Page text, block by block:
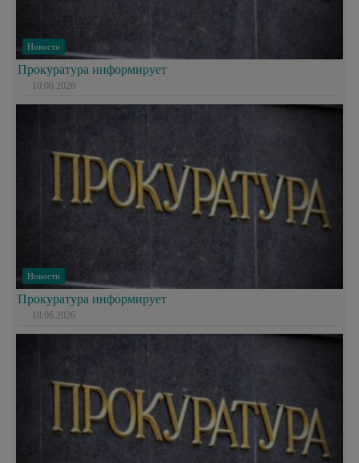
Новости
Прокуратура информирует
10.06.2026
Новости
Прокуратура информирует
10.06.2026